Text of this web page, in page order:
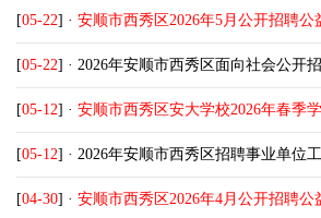
[05-22] · 安顺市西秀区2026年5月公开招聘公
[05-22] · 2026年安顺市西秀区面向社会公开
[05-12] · 安顺市西秀区安大学校2026年春季
[05-12] · 2026年安顺市西秀区招聘事业单位
[04-30] · 安顺市西秀区2026年4月公开招聘公